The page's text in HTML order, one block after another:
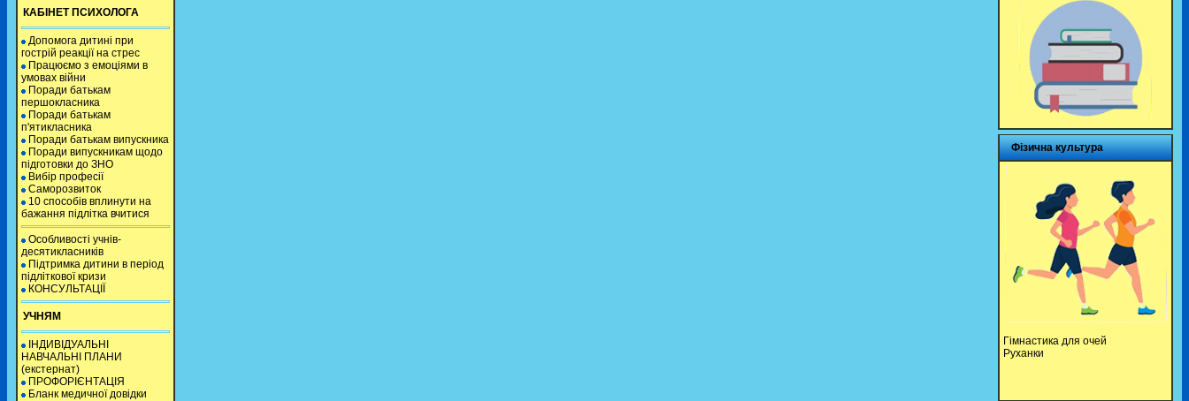
КАБІНЕТ ПСИХОЛОГА
Допомога дитині при
гострій реакції на стрес
Працюємо з емоціями в
умовах війни
Поради батькам
першокласника
Поради батькам
п'ятикласника
Поради батькам випускника
Поради випускникам щодо
підготовки до ЗНО
Вибір професії
Саморозвиток
10 способів вплинути на
бажання підлітка вчитися
Особливості учнів-
десятикласників
Підтримка дитини в період
підліткової кризи
КОНСУЛЬТАЦІЇ
УЧНЯМ
ІНДИВІДУАЛЬНІ
НАВЧАЛЬНІ ПЛАНИ
(екстернат)
ПРОФОРІЄНТАЦІЯ
Бланк медичної довідки
Фізична культура
Гімнастика для очей
Руханки